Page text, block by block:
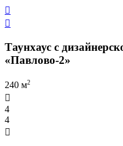


Таунхаус с
«Павлово-2»
240 м2

4
4
